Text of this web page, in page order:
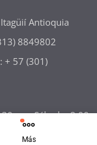
Antioquia
8849802
+ 57 (301)
p.m Sábado: 8:00
Más